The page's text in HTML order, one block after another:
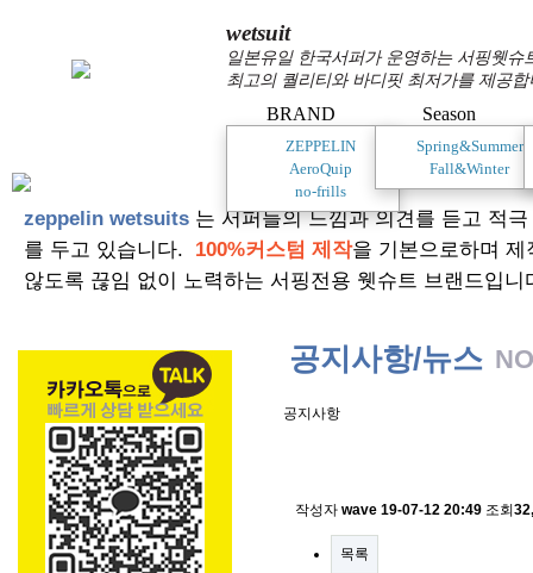
wetsuit
일본유일 한국서퍼가 운영하는 서핑웻
최고의 퀄리티와 바디핏 최저가를 제공합
BRAND
ZEPPELIN
AeroQuip
no-frills
Season
Spring&Summer
Fall&Winter
zeppelin wetsuits 는 서퍼들의 느낌과 의견를 듣고 적
를 두고 있습니다. 100%커스텀 제작을 기본으로하며
않도록 끊임 없이 노력하는 서핑전용 웻슈트 브랜드입니
공지사항/뉴스
공지사항
작성자 wave 19-07-12 20:49 조회
목록